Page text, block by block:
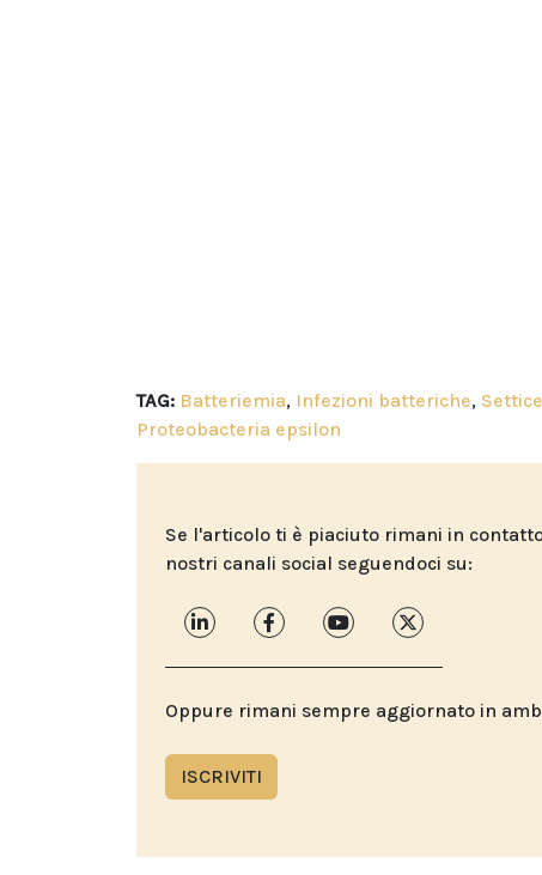
TAG: Batteriemia, Infezioni batteriche,
Proteobacteria epsilon
Se l'articolo ti è piaciuto rimani in
nostri canali social seguendoci su:
Oppure rimani sempre aggiornato in
ISCRIVITI